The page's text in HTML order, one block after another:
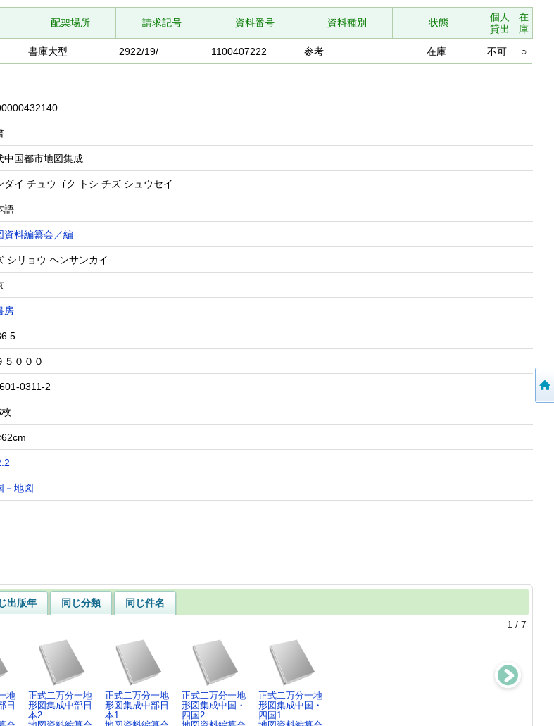
配架場所 請求記号 資料番号 資料種別 状態
個人
貸出
在
庫
書庫大型 2922/19/ 1100407222 参考 在庫 不可 ○
中国都市地図集成
ダイ チュウゴク トシ チズ シュウセイ
語
資料編纂会／編
シリョウ ヘンサンカイ
房
５０００
0311-2
－地図
出版年 同じ分類
同じ件名
1 / 7
地
日
正式二万分一地
形図集成中部日
本2
正式二万分一地
形図集成中部日
本1
正式二万分一地
形図集成中国・
四国2
正式二万分一地
形図集成中国・
四国1